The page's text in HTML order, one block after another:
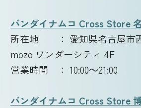
バンダイナムコ Cross Store
所在地 ： 愛知県名古屋市
mozo ワンダーシティ 4F
営業時間 ： 10:00～21:00
バンダイナムコ Cross Store